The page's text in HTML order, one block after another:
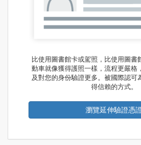
比使用圖書館卡或駕照，比使用圖書
動車就像獲得護照一樣，流程更嚴格
及對您的身份驗證更多。被國際認可
得信賴的方式。
瀏覽延伸驗證憑